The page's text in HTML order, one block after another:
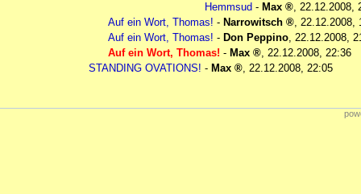
Hemmsud - Max , 22.12.2008,
Auf ein Wort, Thomas! - Narrowitsch , 22.12.2008,
Auf ein Wort, Thomas! - Don Peppino, 22.12.2008,
Auf ein Wort, Thomas! - Max , 22.12.2008, 22:36
STANDING OVATIONS! - Max , 22.12.2008, 22:05